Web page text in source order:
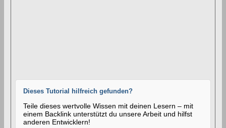
Dieses Tutorial hilfreich gefunden?
Teile dieses wertvolle Wissen mit deinen Lesern – mit
einem Backlink unterstützt du unsere Arbeit und hilfst
anderen Entwicklern!